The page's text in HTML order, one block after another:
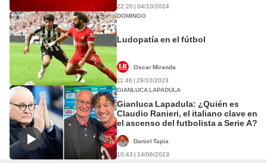
22:20 | 04/10/2024
DOMINGO
Ludopatía en el fútbol
Oscar Miranda
11:46 | 29/10/2023
GIANLUCA LAPADULA
Gianluca Lapadula: ¿Quién es
Claudio Ranieri, el italiano clave en
el ascenso del futbolista a Serie A?
Daniel Tapia
10:43 | 14/06/2023